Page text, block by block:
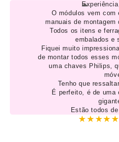
O módulos vem
manuais de
Todos os itens e
embalados e
Fiquei muito
de montar todos esses
uma chaves Philips,
Tenho que
É perfeito, é de uma
Estão todos
★★★★★